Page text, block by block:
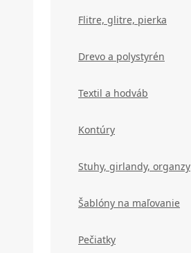
Flitre, glitre, pierka
Drevo a polystyrén
Textil a hodváb
Kontúry
Stuhy, girlandy, organzy
Šablóny na maľovanie
Pečiatky